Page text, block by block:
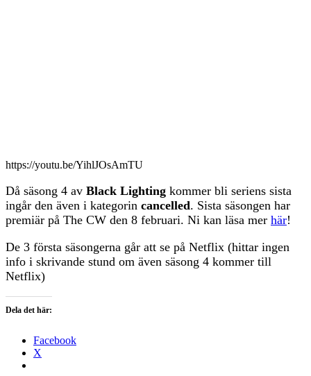
https://youtu.be/YihlJOsAmTU
Då säsong 4 av Black Lighting kommer bli seriens sista
ingår den även i kategorin cancelled. Sista säsongen har
premiär på The CW den 8 februari. Ni kan läsa mer här!
De 3 första säsongerna går att se på Netflix (hittar ingen
info i skrivande stund om även säsong 4 kommer till
Netflix)
Dela det här:
Facebook
X